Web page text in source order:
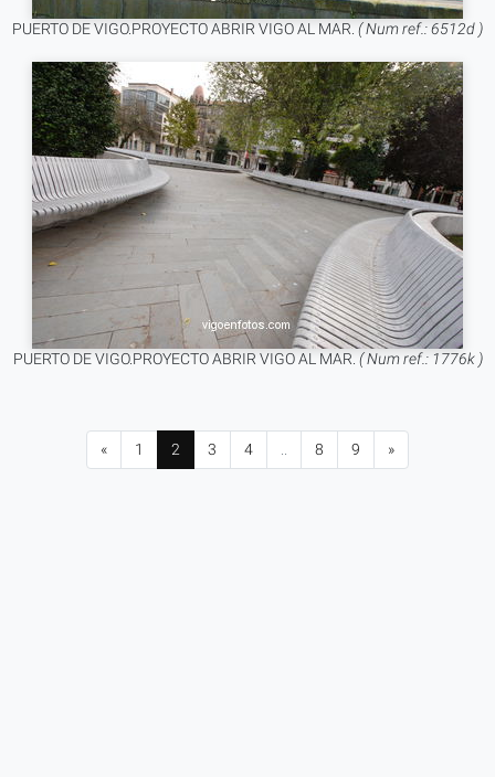
PUERTO DE VIGO.PROYECTO ABRIR VIGO AL MAR. ( Num ref.: 6512d )
PUERTO DE VIGO.PROYECTO ABRIR VIGO AL MAR. ( Num ref.: 1776k )
« 1 2 3 4 8 9 »